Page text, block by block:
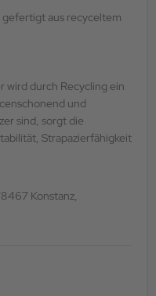
gefertigt aus recyceltem
wird durch Recycling ein
und
sind, sorgt die
Strapazierfähigkeit
Konstanz,